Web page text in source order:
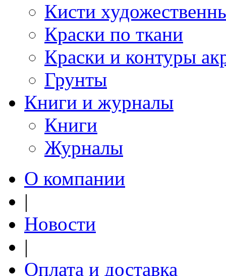
Кисти
Краски по ткани
Краски и контуры
Грунты
Книги и журналы
Книги
Журналы
О компании
|
Новости
|
Оплата и доставка